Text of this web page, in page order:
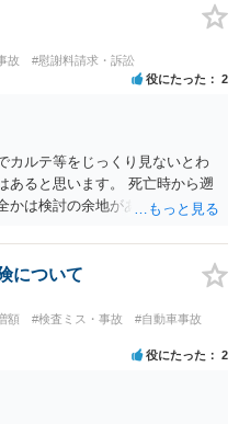
故 #慰謝料請求・訴訟
役にたった 2
カルテ等をじっくり見ないとわ
あると思います。 死亡時から遡
かは検討の余地があります。腹
を防げたのかどうかという因果
、C病院の手術に問題はなかっ
ったのかも気になります。その
でそんなに転院が必要だった
いずれにしてもお近くの弁護士
らいかがでしょうか。 頑張って
について
額 #検査ミス・事故
#自動車事故
役にたった 2